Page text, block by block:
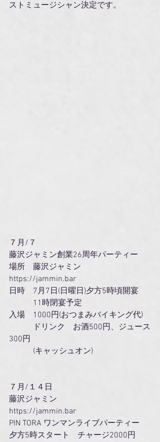
ストミュージシャン決定です。
７月/７
藤沢ジャミン創業26周年パーティー
場所　藤沢ジャミン
https://jammin.bar
日時　7月7日(日曜日)夕方5時頃開宴
11時閉宴予定
入場　1000円(おつまみバイキング代)
ドリンク　お酒500円、ジュース
300円
(キャッシュオン)
７月/１４日
藤沢ジャミン
https://jammin.bar
PIN TORA ワンマンライブパーティー
夕方5時スタート　チャージ2000円